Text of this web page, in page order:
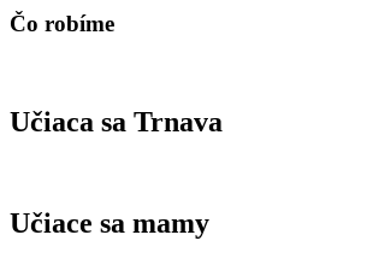
Čo robíme
Učiaca sa Trnava
Učiace sa mamy